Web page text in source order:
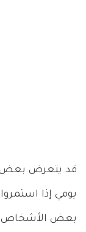
قد يتعرض بعض
يومي إذا
بعض الأشخاص